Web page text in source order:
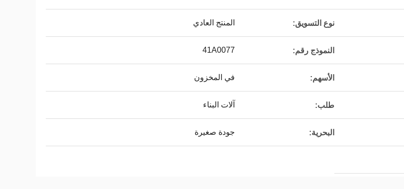
نوع التسويق: المنتج العادي
النموذج رقم: 41A0077
الأسهم: في المخزون
طلب: آلات البناء
البحرية: جودة صغيرة